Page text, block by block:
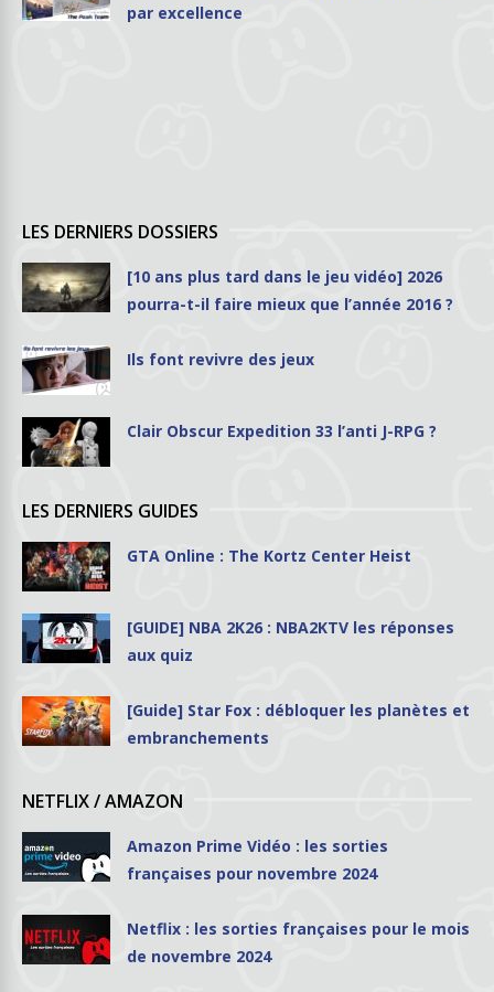
par excellence
LES DERNIERS DOSSIERS
[10 ans plus tard dans le jeu vidéo] 2026
pourra-t-il faire mieux que l’année 2016 ?
Ils font revivre des jeux
Clair Obscur Expedition 33 l’anti J-RPG ?
LES DERNIERS GUIDES
GTA Online : The Kortz Center Heist
[GUIDE] NBA 2K26 : NBA2KTV les réponses
aux quiz
[Guide] Star Fox : débloquer les planètes et
embranchements
NETFLIX / AMAZON
Amazon Prime Vidéo : les sorties
françaises pour novembre 2024
Netflix : les sorties françaises pour le mois
de novembre 2024